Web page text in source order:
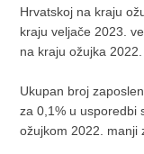
Hrvatskoj na kraju
kraju veljače 2023.
na kraju ožujka
Ukupan broj
za 0,1% u usporedbi
ožujkom 2022. manji